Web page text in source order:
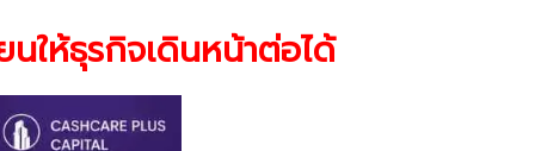
ให้ธุรกิจเดินหน้าต่อได้